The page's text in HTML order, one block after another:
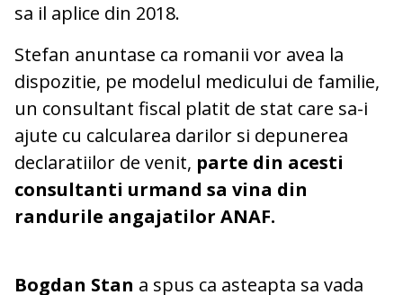
sa il aplice din 2018.
Stefan anuntase ca romanii vor avea la
dispozitie, pe modelul medicului de familie,
un consultant fiscal platit de stat care sa-i
ajute cu calcularea darilor si depunerea
declaratiilor de venit, parte din acesti
consultanti urmand sa vina din
randurile angajatilor ANAF.
Bogdan Stan a spus ca asteapta sa vada